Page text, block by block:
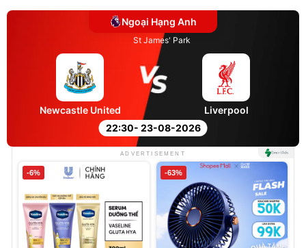
Ngoại Hạng Anh
St James' Park
22:30- 23-08-2026
Newcastle United Liverpool
ADVERTISEMENT
-6% -63%